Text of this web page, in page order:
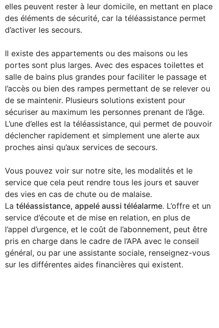
elles peuvent rester à leur domicile, en mettant en place
des éléments de sécurité, car la téléassistance permet
d’activer les secours.
Il existe des appartements ou des maisons ou les
portes sont plus larges. Avec des espaces toilettes et
salle de bains plus grandes pour faciliter le passage et
l’accès ou bien des rampes permettant de se relever ou
de se maintenir. Plusieurs solutions existent pour
sécuriser au maximum les personnes prenant de l’âge.
L’une d’elles est la téléassistance, qui permet de pouvoir
déclencher rapidement et simplement une alerte aux
proches ainsi qu’aux services de secours.
Vous pouvez voir sur notre site, les modalités et le
service que cela peut rendre tous les jours et sauver
des vies en cas de chute ou de malaise.
La téléassistance, appelé aussi téléalarme. L’offre et un
service d’écoute et de mise en relation, en plus de
l’appel d’urgence, et le coût de l’abonnement, peut être
pris en charge dans le cadre de l’APA avec le conseil
général, ou par une assistante sociale, renseignez-vous
sur les différentes aides financières qui existent.